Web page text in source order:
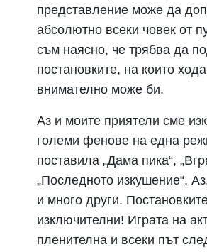
представление може да
абсолютно всеки човек от
съм наясно, че трябва да
постановките, на които
внимателно може би.
Аз и моите приятели сме
големи фенове на една
поставила „Дама пика“,
„Последното изкушение“,
и много други.
изключителни! Играта на
пленителна и всеки път